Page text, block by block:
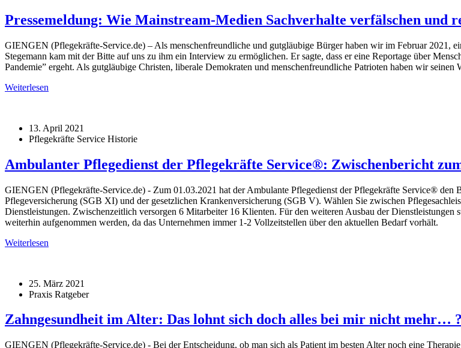
Pressemeldung: Wie Mainstream-Medien Sachverhalte verfälschen und
GIENGEN (Pflegekräfte-Service.de) – Als menschenfreundliche und gutgläubige Bürger haben wir im Februar 2021,
Stegemann kam mit der Bitte auf uns zu ihm ein Interview zu ermöglichen. Er sagte, dass er eine Reportage über
Pandemie” ergeht. Als gutgläubige Christen, liberale Demokraten und menschenfreundliche Patrioten haben wir
Weiterlesen
13. April 2021
Pflegekräfte Service Historie
Ambulanter Pflegedienst der Pflegekräfte Service®: Zwischenbericht
GIENGEN (Pflegekräfte-Service.de) - Zum 01.03.2021 hat der Ambulante Pflegedienst der Pflegekräfte Service® den
Pflegeversicherung (SGB XI) und der gesetzlichen Krankenversicherung (SGB V). Wählen Sie zwischen
Dienstleistungen. Zwischenzeitlich versorgen 6 Mitarbeiter 16 Klienten. Für den weiteren Ausbau der
weiterhin aufgenommen werden, da das Unternehmen immer 1-2 Vollzeitstellen über den aktuellen Bedarf vorhält.
Weiterlesen
25. März 2021
Praxis Ratgeber
Zahngesundheit im Alter: Das lohnt sich doch alles bei mir nicht mehr… ?
GIENGEN (Pflegekräfte-Service.de) - Bei der Entscheidung, ob man sich als Patient im besten Alter noch eine